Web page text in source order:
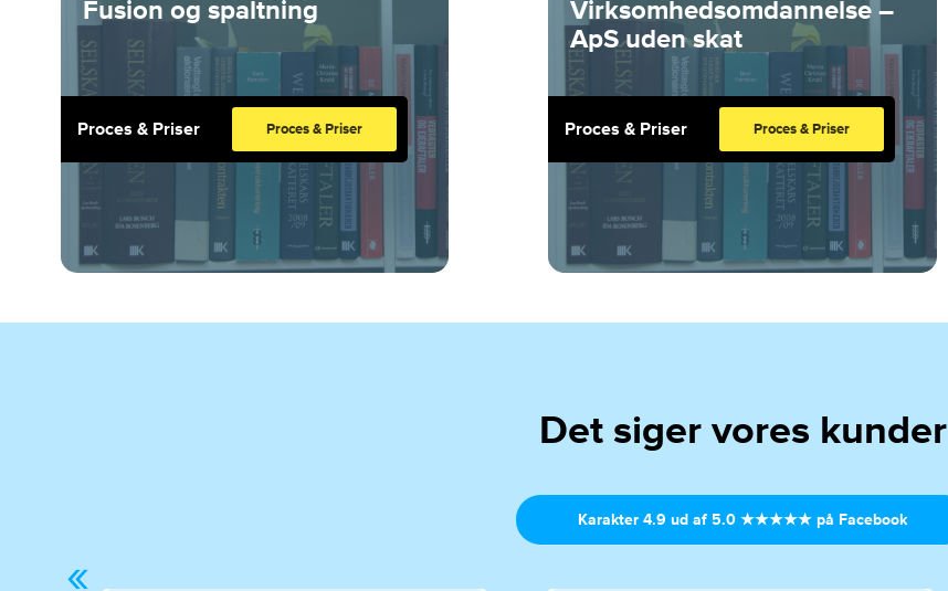
Fusion og spaltning
Proces & Priser Proces & Priser
Virksomhedsomdannelse –
ApS uden skat
Proces & Priser Proces & Priser
«
Det siger vores kunder
Karakter 4.9 ud af 5.0 ★★★★★ på Facebook